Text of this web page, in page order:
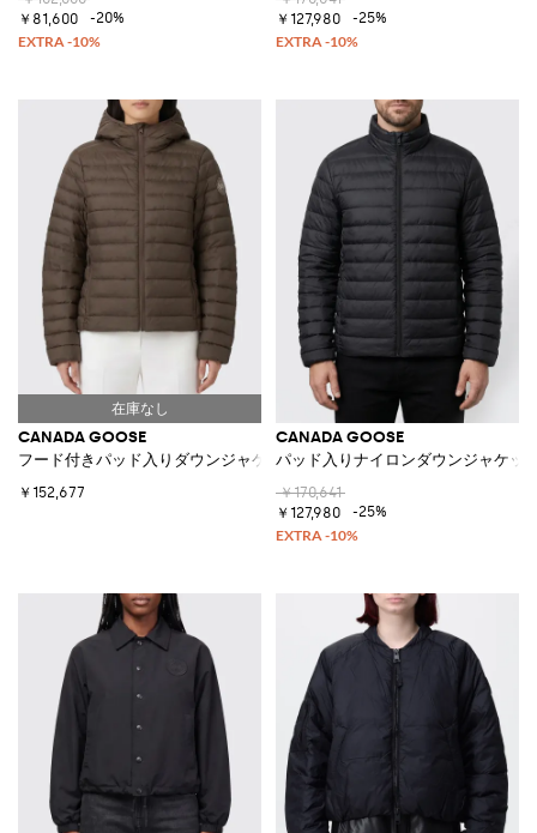
￥81,600
-20%
￥127,980
-25%
CANADA GOOSE
フード付きパッド入りダウンジャケット
￥152,677
CANADA GOOSE
パッド入りナイロンダウンジャケッ
￥170,641
￥127,980
-25%